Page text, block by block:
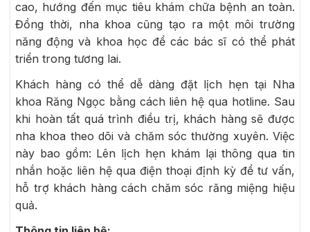
cao, hướng đến mục tiêu khám chữa bệnh an toàn.
Đồng thời, nha khoa cũng tạo ra một môi trường
năng động và khoa học để các bác sĩ có thể phát
triển trong tương lai.
Khách hàng có thể dễ dàng đặt lịch hẹn tại Nha
khoa Răng Ngọc bằng cách liên hệ qua hotline. Sau
khi hoàn tất quá trình điều trị, khách hàng sẽ được
nha khoa theo dõi và chăm sóc thường xuyên. Việc
này bao gồm: Lên lịch hẹn khám lại thông qua tin
nhắn hoặc liên hệ qua điện thoại định kỳ để tư vấn,
hỗ trợ khách hàng cách chăm sóc răng miệng hiệu
quả.